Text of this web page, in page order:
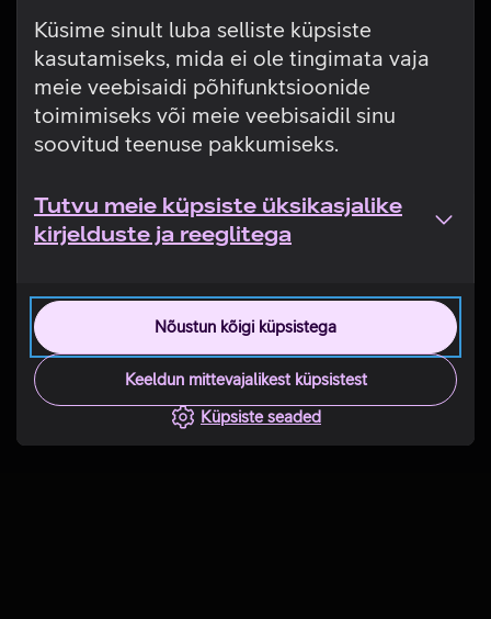
Küsime sinult luba selliste küpsiste
kasutamiseks, mida ei ole tingimata vaja
meie veebisaidi põhifunktsioonide
toimimiseks või meie veebisaidil sinu
soovitud teenuse pakkumiseks.
Tutvu meie küpsiste üksikasjalike
kirjelduste ja reeglitega
Nõustun kõigi küpsistega
Keeldun mittevajalikest küpsistest
Küpsiste seaded
Tehniline viga